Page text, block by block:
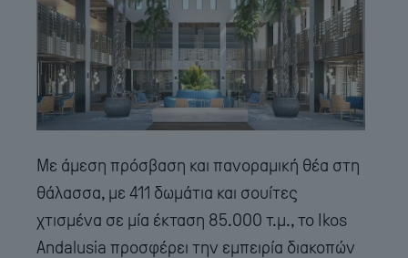
Με άμεση πρόσβαση και πανοραμική θέα στη
θάλασσα, με 411 δωμάτια και σουίτες
χτισμένα σε μία έκταση 85.000 τ.μ., το Ikos
Andalusia προσφέρει την εμπειρία διακοπών